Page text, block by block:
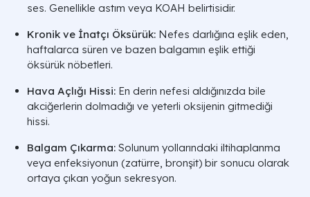
ses. Genellikle astım veya KOAH belirtisidir.
Kronik ve İnatçı Öksürük: Nefes darlığına eşlik eden,
haftalarca süren ve bazen balgamın eşlik ettiği
öksürük nöbetleri.
Hava Açlığı Hissi: En derin nefesi aldığınızda bile
akciğerlerin dolmadığı ve yeterli oksijenin gitmediği
hissi.
Balgam Çıkarma: Solunum yollarındaki iltihaplanma
veya enfeksiyonun (zatürre, bronşit) bir sonucu olarak
ortaya çıkan yoğun sekresyon.